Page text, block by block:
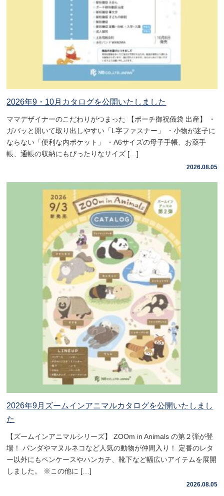
2026年9・10月カタログを公開いたしました
ママデザイナーのこだわりがつまった 【ポーチ御祝儀袋 出産】 ・
ガバッと開いて取り出しやすい「L字ファスナー」 ・小物が迷子に
ならない「便利な内ポケット」 ・A6サイズの母子手帳、お薬手
帳、通帳の収納にもぴったりなサイズ […]
2026.08.05
2026年9月ズームインアニマルカタログを公開いたしまし
た
【ズームインアニマルシリーズ】 ZOOm in Animals の第２弾が登
場！ パンダやマヌルネコなど人気の動物が仲間入り！ 定番のレタ
ー以外にもペンケースやハンカチ、靴下など幅広いアイテムを展開
しました。 ※この他に […]
2026.08.05